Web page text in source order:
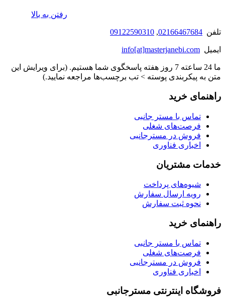
رفتن به بالا
تلفن 02166467684
,
09122590310
ایمیل info[at]masterjanebi.com
ما 24 ساعته 7 روز هفته پاسخگوی شما هستیم. (برای ویرایش این
متن به پیکربندی پوسته > تب برچسب‌ها مراجعه نمایید.)
راهنمای خرید
تماس با مستر جانبی
فرصت‌های شغلی
فروش در مسترجانبی
اخباری فناوری
خدمات مشتریان
شیوه‌های پرداخت
رویه ارسال سفارش
نحوه ثبت سفارش
راهنمای خرید
تماس با مستر جانبی
فرصت‌های شغلی
فروش در مسترجانبی
اخباری فناوری
فروشگاه اینترنتی مسترجانبی